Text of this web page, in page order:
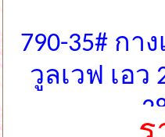
790-35# กา
วูลเวฟ เอว